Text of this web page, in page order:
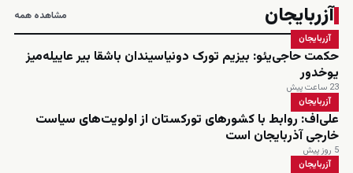
آزربایجان مشاهده همه
آزربایجان
حکمت حاجی‌یئو: بیزیم تورک دونیاسیندان باشقا بیر عاییله‌میز
یوخدور
23 ساعت پیش
آزربایجان
علی‌اف: روابط با کشورهای تورکستان از اولویت‌های سیاست
خارجی آذربایجان است
5 روز پیش
آزربایجان